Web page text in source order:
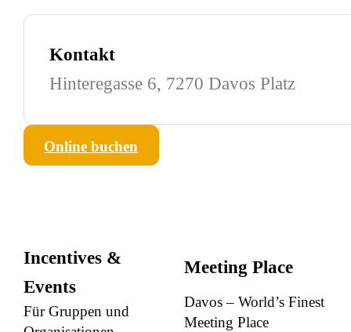
Kontakt
Hinteregasse 6, 7270 Davos Platz
Online buchen
Incentives &
Events
Für Gruppen und
Meeting Place
Davos – World’s Finest
Meeting Place